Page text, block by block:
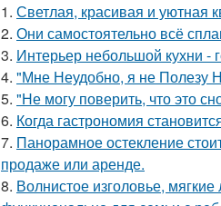
1. Светлая, красивая и уютная
2. Они самостоятельно всё
3. Интерьер небольшой кухни -
4. "Мне Неудобно, я не Полезу
5. "Не могу поверить, что это
6. Когда гастрономия
7. Панорамное остекление
продаже или аренде.
8. Волнистое изголовье,